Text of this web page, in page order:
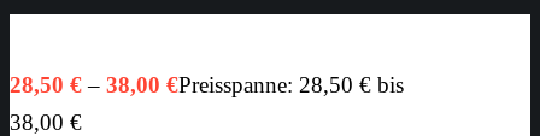
28,50 € – 38,00 €Preisspanne: 28,50 € bis
38,00 €